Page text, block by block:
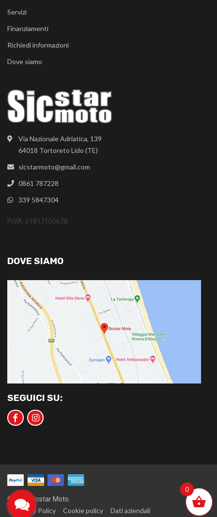
Via Nazionale Adriatica, 139
64018 Tortoreto Lido (TE)
sicstarmoto@gmail.com
0861 787228
339 5847304
P.IVA: 01817100678
Servizi
Finanziamenti
Richiedi informazioni
Dove siamo
DOVE SIAMO
SEGUICI SU:
©2020 Sicstar Moto.
Privacy Policy Cookie policy Dati aziendali
0